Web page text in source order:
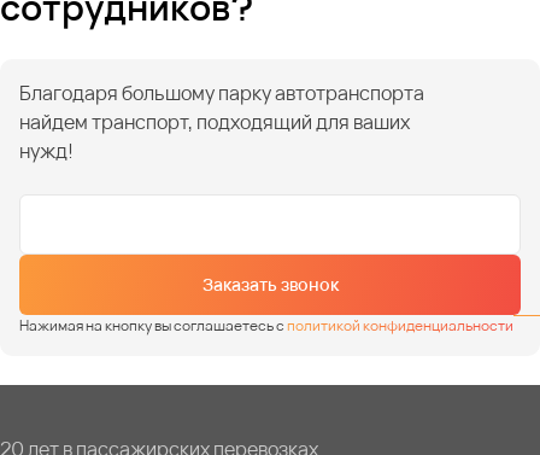
Благодаря большому парку автотранспорта
найдем транспорт, подходящий для ваших
нужд!
Заказать звонок
Нажимая на кнопку вы соглашаетесь сполитикой конфиденциальности
20 лет в пассажирских перевозках